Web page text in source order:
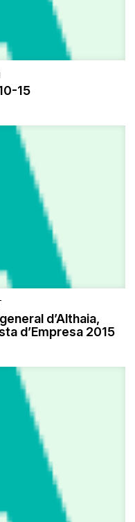
15
d’Althaia,
d’Empresa 2015